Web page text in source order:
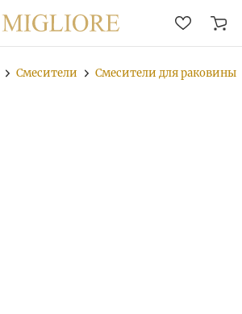
Смесители Смесители для раковины